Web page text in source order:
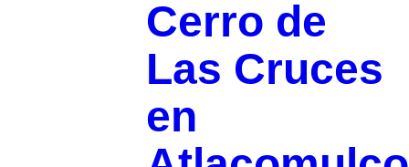
Cerro de
Las Cruces
en